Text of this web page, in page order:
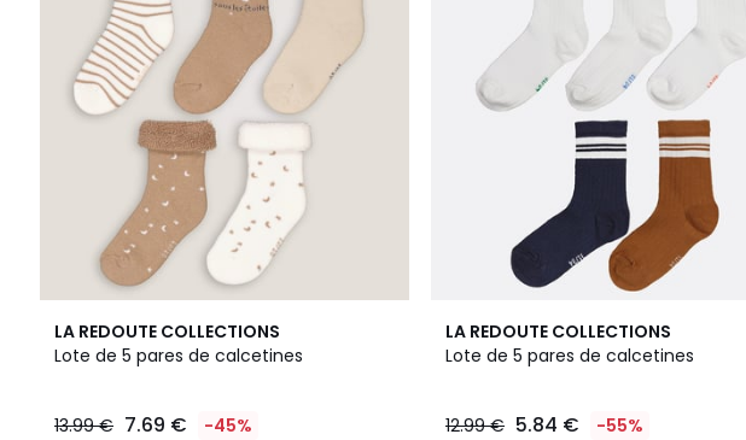
LA REDOUTE COLLECTIONS
Lote de 5 pares de calcetines
13.99 € 7.69 € -45%
4,2
/ 5
LA REDOUTE COLLECTIONS
Lote de 5 pares de calcetines
12.99 € 5.84 € -55%
4,8
/ 5